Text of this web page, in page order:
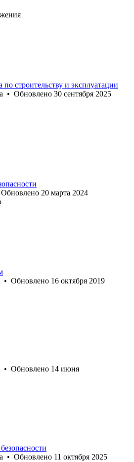
по строительству и эксплуатации
• Обновлено 30 сентября 2025
Обновлено 20 марта 2024
• Обновлено 16 октября 2019
• Обновлено 14 июня
• Обновлено 11 октября 2025